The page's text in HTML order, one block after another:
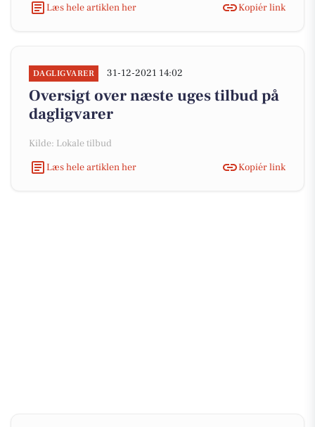
Læs hele artiklen her
Kopiér link
DAGLIGVARER 31-12-2021 14:02
Oversigt over næste uges tilbud på
dagligvarer
Kilde: Lokale tilbud
Læs hele artiklen her
Kopiér link